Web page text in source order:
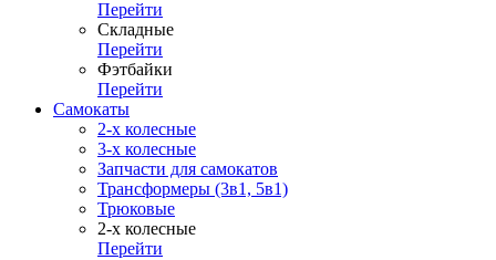
Перейти
Складные
Перейти
Фэтбайки
Перейти
Самокаты
2-х колесные
3-х колесные
Запчасти для самокатов
Трансформеры (3в1, 5в1)
Трюковые
2-х колесные
Перейти